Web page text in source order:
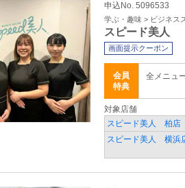
申込No. 5096533
学ぶ・趣味 > ビジネス
スピード美人
画面提示クーポン
会員
特典
全メニュ
対象店舗
スピード美人 柏店
スピード美人 横浜